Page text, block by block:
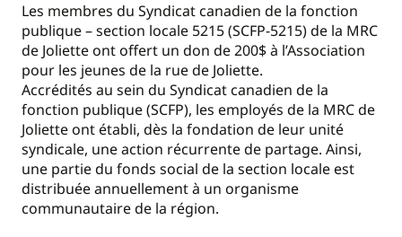
Les membres du Syndicat canadien de la fonction
publique – section locale 5215 (SCFP-5215) de la MRC
de Joliette ont offert un don de 200$ à l’Association
pour les jeunes de la rue de Joliette.
Accrédités au sein du Syndicat canadien de la
fonction publique (SCFP), les employés de la MRC de
Joliette ont établi, dès la fondation de leur unité
syndicale, une action récurrente de partage. Ainsi,
une partie du fonds social de la section locale est
distribuée annuellement à un organisme
communautaire de la région.